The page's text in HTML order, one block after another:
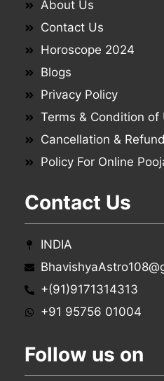
About Us
Contact Us
Horoscope 2024
Blogs
Privacy Policy
Terms & Condition of
Cancellation &
Policy For Online
Contact Us
INDIA
+(91)9171314313
+91 95756 01004
Follow us on